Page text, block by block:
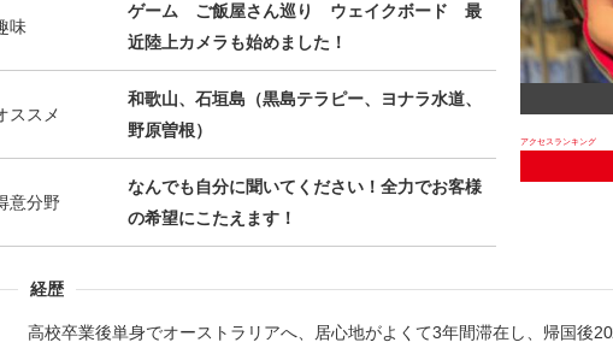
味
ゲーム ご飯屋さん巡り ウェイクボード 最
近陸上カメラも始めました！
ススメ
和歌山、石垣島（黒島テラピー、ヨナラ水道、
野原曽根）
意分野
なんでも自分に聞いてください！全力でお客様
の希望にこたえます！
経歴
高校卒業後単身でオーストラリアへ、居心地がよくて3年間滞在し、帰国後